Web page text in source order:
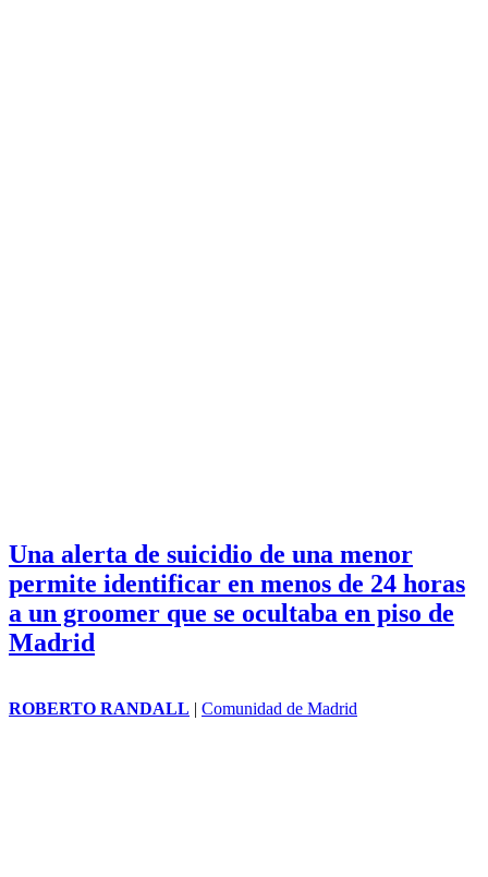
Una alerta de suicidio de una menor
permite identificar en menos de 24 horas
a un groomer que se ocultaba en piso de
Madrid
ROBERTO RANDALL | Comunidad de Madrid